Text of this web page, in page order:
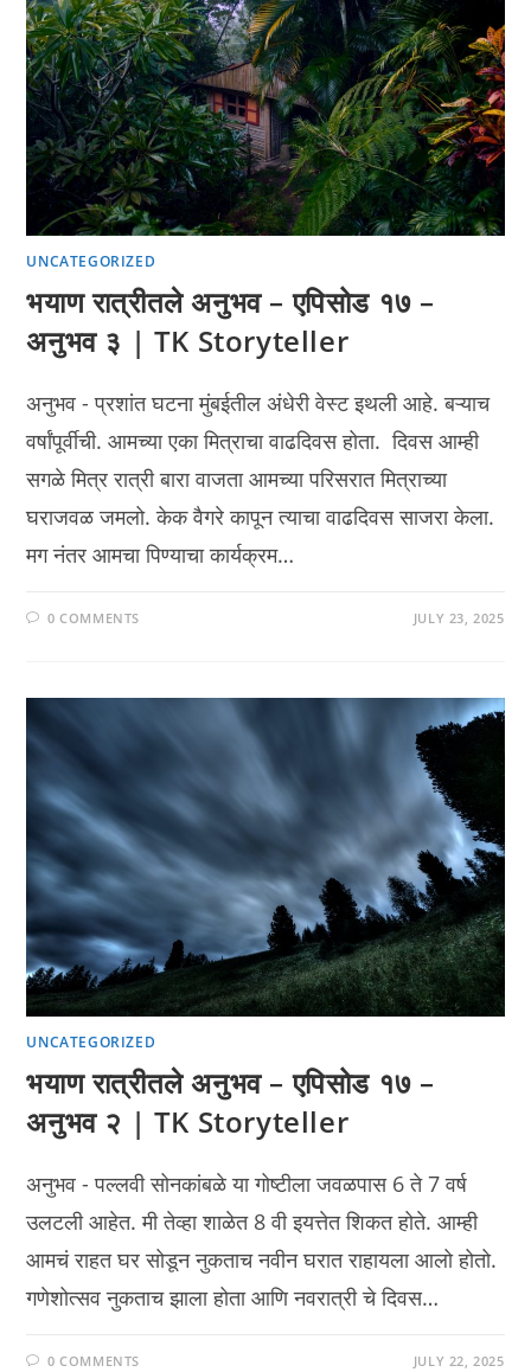
UNCATEGORIZED
भयाण रात्रीतले अनुभव – एपिसोड १७ –
अनुभव ३ | TK Storyteller
अनुभव - प्रशांत घटना मुंबईतील अंधेरी वेस्ट इथली आहे. बऱ्याच
वर्षांपूर्वीची. आमच्या एका मित्राचा वाढदिवस होता. दिवस आम्ही
सगळे मित्र रात्री बारा वाजता आमच्या परिसरात मित्राच्या
घराजवळ जमलो. केक वैगरे कापून त्याचा वाढदिवस साजरा केला.
मग नंतर आमचा पिण्याचा कार्यक्रम…
0 COMMENTS JULY 23, 2025
UNCATEGORIZED
भयाण रात्रीतले अनुभव – एपिसोड १७ –
अनुभव २ | TK Storyteller
अनुभव - पल्लवी सोनकांबळे या गोष्टीला जवळपास 6 ते 7 वर्ष
उलटली आहेत. मी तेव्हा शाळेत 8 वी इयत्तेत शिकत होते. आम्ही
आमचं राहत घर सोडून नुकताच नवीन घरात राहायला आलो होतो.
गणेशोत्सव नुकताच झाला होता आणि नवरात्री चे दिवस…
0 COMMENTS JULY 22, 2025